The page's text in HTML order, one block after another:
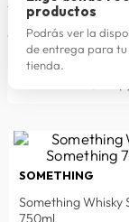
3. zapatillas
4. zapatillas
7 spiderman
8. laptop
9. terrex
productos
Podrás ver la
de entrega para tu
tienda.
Vinos y licores
71 productos
SOMETHING
Something Whisky
750ml